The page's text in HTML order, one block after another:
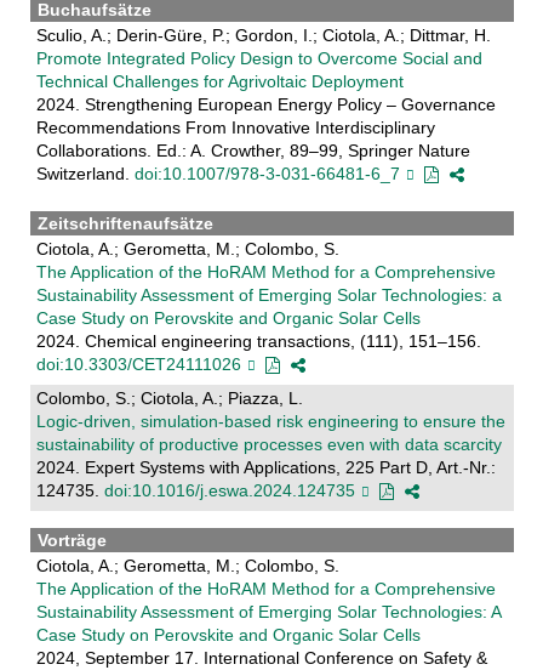
Buchaufsätze
Sculio, A.; Derin-Güre, P.; Gordon, I.; Ciotola, A.; Dittmar, H.
Promote Integrated Policy Design to Overcome Social and
Technical Challenges for Agrivoltaic Deployment
2024. Strengthening European Energy Policy – Governance
Recommendations From Innovative Interdisciplinary
Collaborations. Ed.: A. Crowther, 89–99, Springer Nature
Switzerland. doi:10.1007/978-3-031-66481-6_7
Zeitschriftenaufsätze
Ciotola, A.; Gerometta, M.; Colombo, S.
The Application of the HoRAM Method for a Comprehensive
Sustainability Assessment of Emerging Solar Technologies: a
Case Study on Perovskite and Organic Solar Cells
2024. Chemical engineering transactions, (111), 151–156.
doi:10.3303/CET24111026
Colombo, S.; Ciotola, A.; Piazza, L.
Logic-driven, simulation-based risk engineering to ensure the
sustainability of productive processes even with data scarcity
2024. Expert Systems with Applications, 225 Part D, Art.-Nr.:
124735. doi:10.1016/j.eswa.2024.124735
Vorträge
Ciotola, A.; Gerometta, M.; Colombo, S.
The Application of the HoRAM Method for a Comprehensive
Sustainability Assessment of Emerging Solar Technologies: A
Case Study on Perovskite and Organic Solar Cells
2024, September 17. International Conference on Safety &